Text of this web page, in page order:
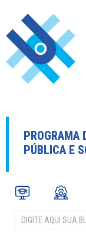
PROGRAMA
PÚBLICA E